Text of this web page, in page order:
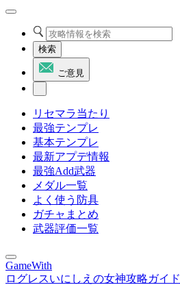
検索
ご意見
リセマラ当たり
最強テンプレ
基本テンプレ
最新アプデ情報
最強Add武器
メダル一覧
よく使う防具
ガチャまとめ
武器評価一覧
GameWith
ログレスいにしえの女神攻略ガイド